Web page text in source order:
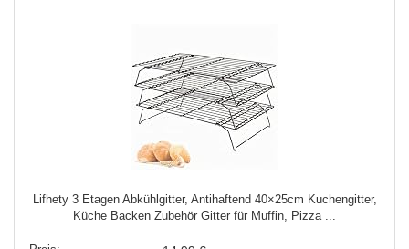
Lifhety 3 Etagen Abkühlgitter, Antihaftend 40×25cm Kuchengitter,
Küche Backen Zubehör Gitter für Muffin, Pizza ...